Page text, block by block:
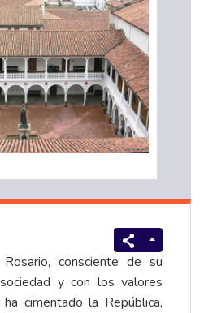
consciente de su
y con los valores
cimentado la República,